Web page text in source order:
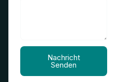
Nachricht
Senden